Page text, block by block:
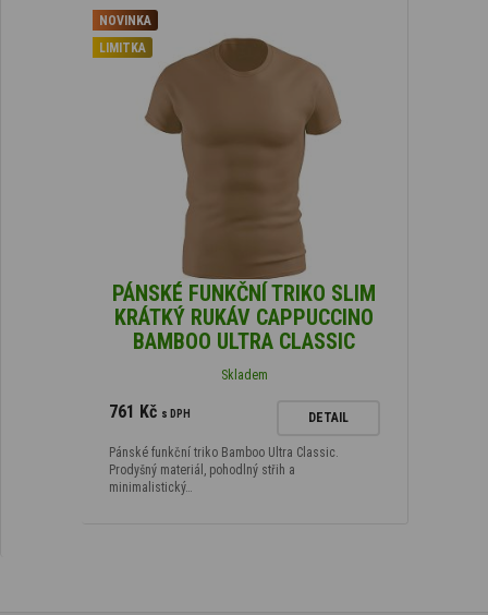
NOVINKA
LIMITKA
PÁNSKÉ FUNKČNÍ TRIKO SLIM
KRÁTKÝ RUKÁV CAPPUCCINO
BAMBOO ULTRA CLASSIC
Skladem
761 Kč s DPH DETAIL
Pánské funkční triko Bamboo Ultra Classic.
Prodyšný materiál, pohodlný střih a
minimalistický…